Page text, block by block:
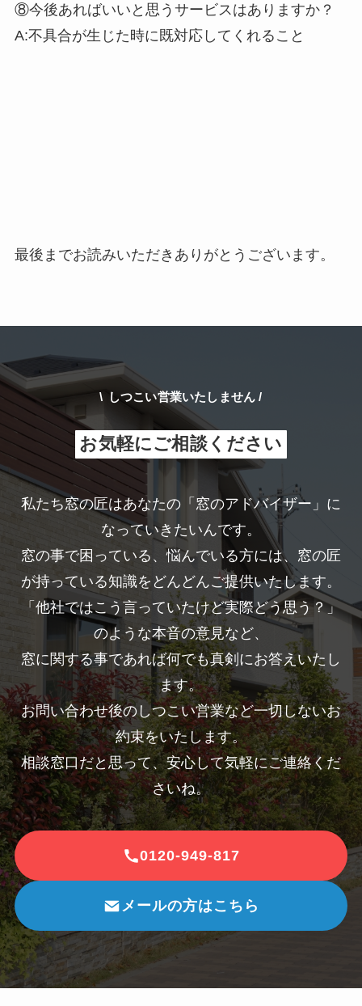
⑧今後あればいいと思うサービスはありますか？
A:不具合が生じた時に既対応してくれること
最後までお読みいただきありがとうございます。
\ しつこい営業いたしません /
お気軽にご相談ください
私たち窓の匠はあなたの「窓のアドバイザー」に
なっていきたいんです。
窓の事で困っている、悩んでいる方には、窓の匠
が持っている知識をどんどんご提供いたします。
「他社ではこう言っていたけど実際どう思う？」
のような本音の意見など、
窓に関する事であれば何でも真剣にお答えいたし
ます。
お問い合わせ後のしつこい営業など一切しないお
約束をいたします。
相談窓口だと思って、安心して気軽にご連絡くだ
さいね。
0120-949-817
メールの方はこちら